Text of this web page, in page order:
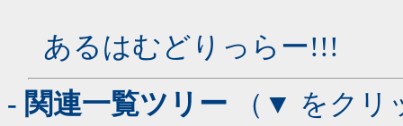
あるはむどりっらー!!!
- 関連一覧ツリー （▼ をクリ